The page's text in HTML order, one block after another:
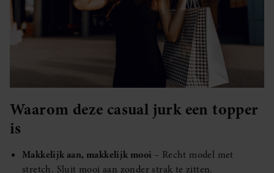
Waarom deze casual jurk een topper
is
Makkelijk aan, makkelijk mooi – Recht model met
stretch. Sluit mooi aan zonder strak te zitten.